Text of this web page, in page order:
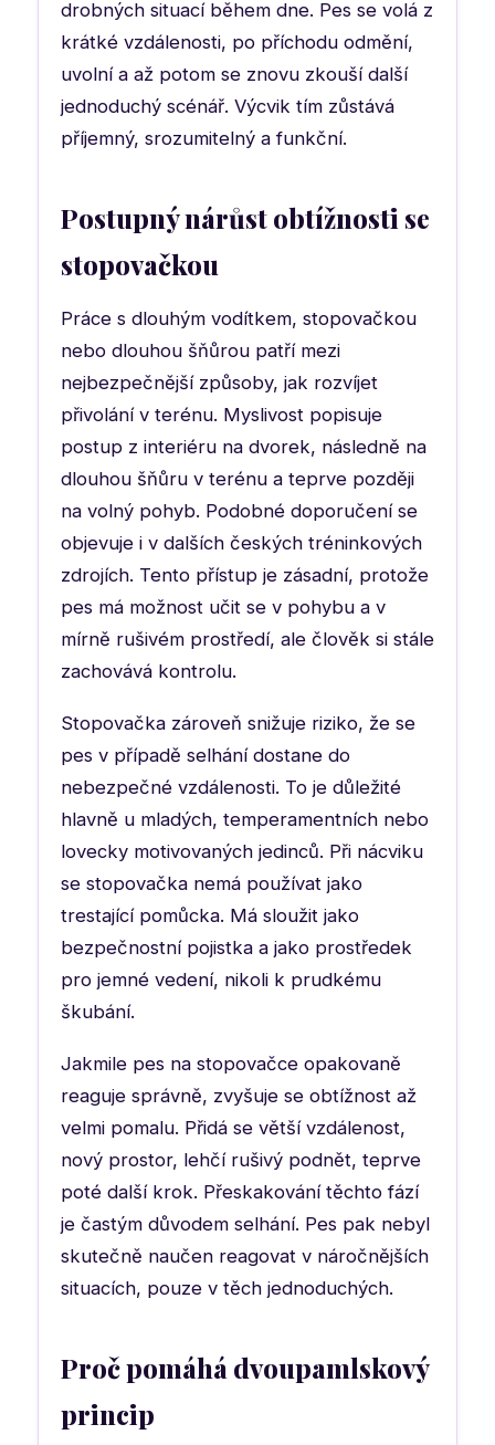
drobných situací během dne. Pes se volá z
krátké vzdálenosti, po příchodu odmění,
uvolní a až potom se znovu zkouší další
jednoduchý scénář. Výcvik tím zůstává
příjemný, srozumitelný a funkční.
Postupný nárůst obtížnosti se
stopovačkou
Práce s dlouhým vodítkem, stopovačkou
nebo dlouhou šňůrou patří mezi
nejbezpečnější způsoby, jak rozvíjet
přivolání v terénu. Myslivost popisuje
postup z interiéru na dvorek, následně na
dlouhou šňůru v terénu a teprve později
na volný pohyb. Podobné doporučení se
objevuje i v dalších českých tréninkových
zdrojích. Tento přístup je zásadní, protože
pes má možnost učit se v pohybu a v
mírně rušivém prostředí, ale člověk si stále
zachovává kontrolu.
Stopovačka zároveň snižuje riziko, že se
pes v případě selhání dostane do
nebezpečné vzdálenosti. To je důležité
hlavně u mladých, temperamentních nebo
lovecky motivovaných jedinců. Při nácviku
se stopovačka nemá používat jako
trestající pomůcka. Má sloužit jako
bezpečnostní pojistka a jako prostředek
pro jemné vedení, nikoli k prudkému
škubání.
Jakmile pes na stopovačce opakovaně
reaguje správně, zvyšuje se obtížnost až
velmi pomalu. Přidá se větší vzdálenost,
nový prostor, lehčí rušivý podnět, teprve
poté další krok. Přeskakování těchto fází
je častým důvodem selhání. Pes pak nebyl
skutečně naučen reagovat v náročnějších
situacích, pouze v těch jednoduchých.
Proč pomáhá dvoupamlskový
princip